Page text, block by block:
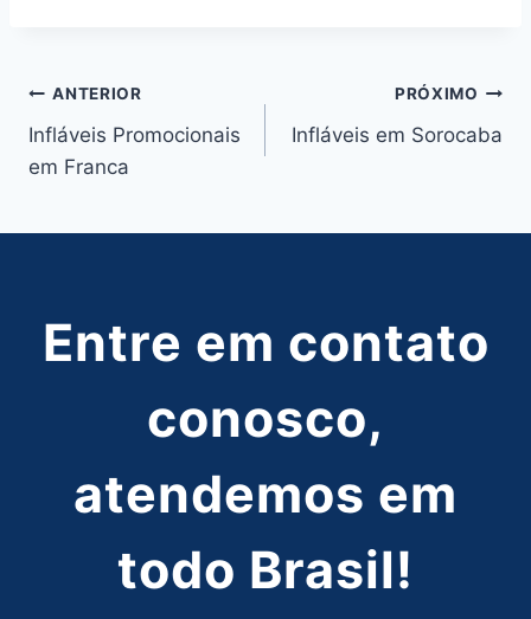
Navegação
de
ANTERIOR
Infláveis Promocionais
em Franca
PRÓXIMO
Infláveis em Sorocaba
Entre em contato
conosco,
atendemos em
todo Brasil!